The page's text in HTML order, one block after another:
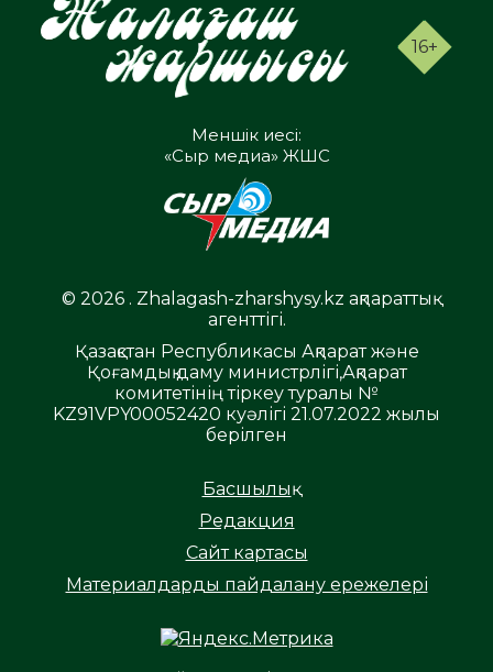
16+
Меншік иесі:
«Сыр медиа» ЖШС
© 2026 . Zhalagash-zharshysy.kz ақпараттық
агенттігі.
Қазақстан Республикасы Ақпарат және
Қоғамдық даму министрлігі,Ақпарат
комитетінің тіркеу туралы №
KZ91VPY00052420 куәлігі 21.07.2022 жылы
берілген
Басшылық
Редакция
Сайт картасы
Материалдарды пайдалану ережелері